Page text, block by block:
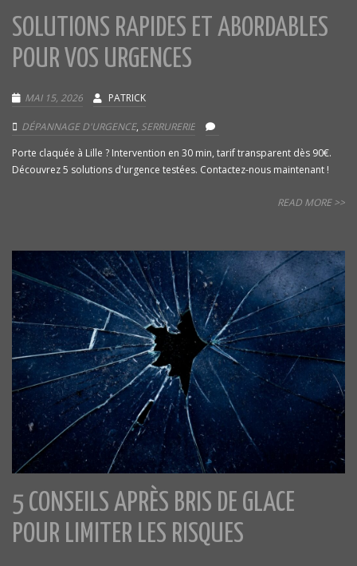
SOLUTIONS RAPIDES ET ABORDABLES
POUR VOS URGENCES
MAI 15, 2026 PATRICK
DÉPANNAGE D'URGENCE, SERRURERIE
Porte claquée à Lille ? Intervention en 30 min, tarif transparent dès 90€.
Découvrez 5 solutions d'urgence testées. Contactez-nous maintenant !
READ MORE >>
5 CONSEILS APRÈS BRIS DE GLACE
POUR LIMITER LES RISQUES